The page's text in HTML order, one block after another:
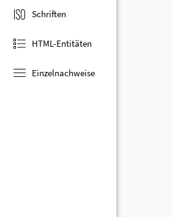
Schriften
HTML-Entitäten
Einzelnachweise